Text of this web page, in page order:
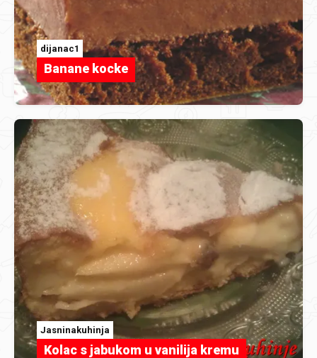
dijanac1
Banane kocke
Jasninakuhinja
Kolac s jabukom u vanilija kremu